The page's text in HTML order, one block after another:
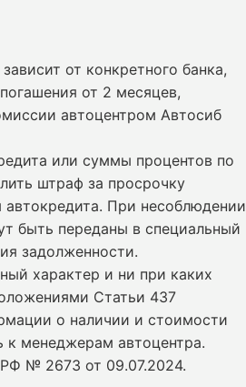
от конкретного банка,
от 2 месяцев,
автоцентром Автосиб
или суммы процентов по
штраф за просрочку
При несоблюдении
быть переданы в специальный
задолженности.
характер и ни при каких
Статьи 437
о наличии и стоимости
к менеджерам автоцентра.
№ 2673 от 09.07.2024.